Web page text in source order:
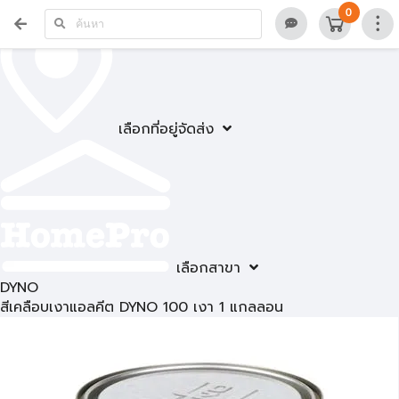
เลือกที่อยู่จัดส่ง
เลือกสาขา
0
DYNO
สีเคลือบเงาแอลคีต DYNO 100 เงา 1 แกลลอน